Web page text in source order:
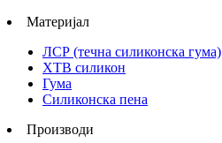
Материјал
ЛСР (течна силиконска гума)
ХТВ силикон
Гума
Силиконска пена
Производи